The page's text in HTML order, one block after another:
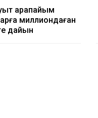
қарапайым
миллиондаған
дайын